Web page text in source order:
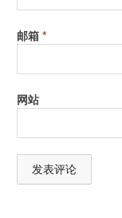
邮箱*
网站